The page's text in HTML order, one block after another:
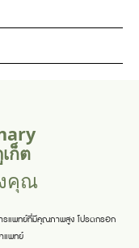
ก็ต
คุณ
ารแพทย์ที่มีคุณภาพสูง โปรดกรอก
แพทย์